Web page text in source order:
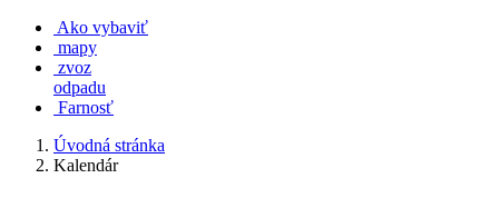
Ako vybaviť
mapy
zvoz
odpadu
Farnosť
Úvodná stránka
Kalendár